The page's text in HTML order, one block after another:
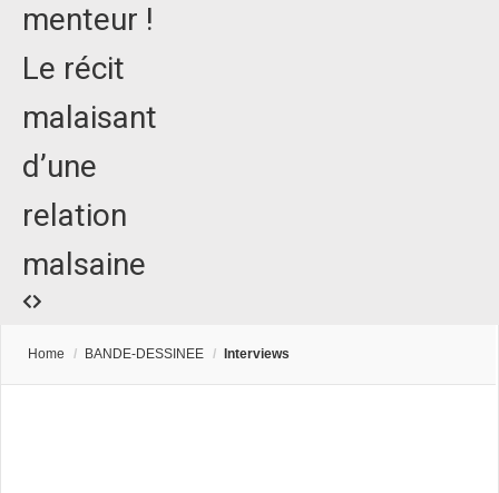
menteur !
Le récit
malaisant
d’une
relation
malsaine
Home / BANDE-DESSINEE / Interviews